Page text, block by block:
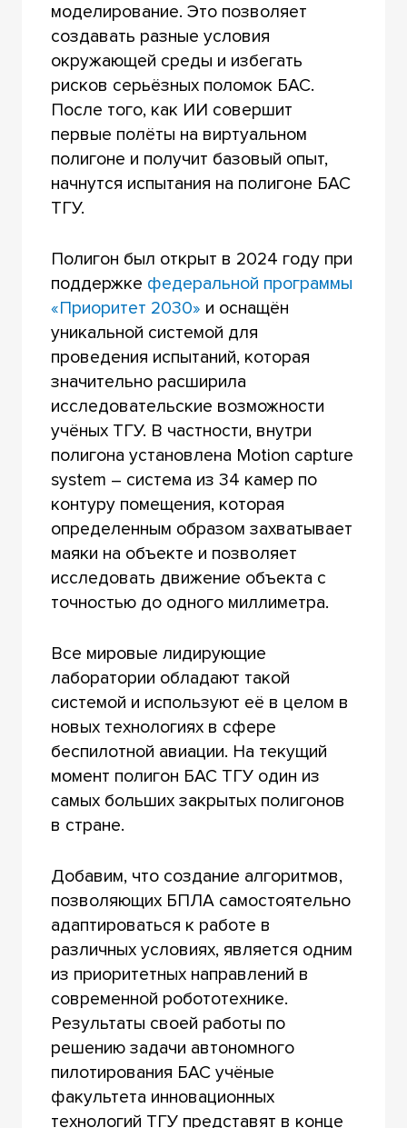
моделирование. Это позволяет
создавать разные условия
окружающей среды и избегать
рисков серьёзных поломок БАС.
После того, как ИИ совершит
первые полёты на виртуальном
полигоне и получит базовый опыт,
начнутся испытания на полигоне БАС
ТГУ.
Полигон был открыт в 2024 году при
поддержке федеральной программы
«Приоритет 2030» и оснащён
уникальной системой для
проведения испытаний, которая
значительно расширила
исследовательские возможности
учёных ТГУ. В частности, внутри
полигона установлена Motion capture
system – система из 34 камер по
контуру помещения, которая
определенным образом захватывает
маяки на объекте и позволяет
исследовать движение объекта с
точностью до одного миллиметра.
Все мировые лидирующие
лаборатории обладают такой
системой и используют её в целом в
новых технологиях в сфере
беспилотной авиации. На текущий
момент полигон БАС ТГУ один из
самых больших закрытых полигонов
в стране.
Добавим, что создание алгоритмов,
позволяющих БПЛА самостоятельно
адаптироваться к работе в
различных условиях, является одним
из приоритетных направлений в
современной робототехнике.
Результаты своей работы по
решению задачи автономного
пилотирования БАС учёные
факультета инновационных
технологий ТГУ представят в конце